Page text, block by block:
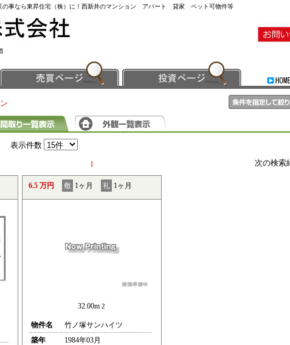
の事なら東昇住宅（株）に！西新井のマンション アパート 貸家 ペット可物件等
表示件数
1 次の検
6.5 万円 敷 1ヶ月 礼 1ヶ月
32.00m 2
物件名
竹ノ塚サンハイツ
築年
1984年03月